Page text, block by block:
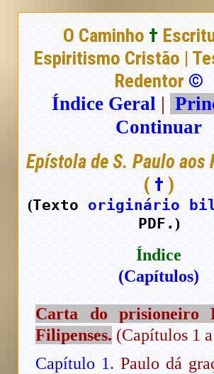
O Caminho †
Espiritismo Cristão |
Redentor ©
Índice Geral |
Continuar
Epístola de S. Paulo aos
( † )
(Texto originário
PDF. )
Índice
(Capítulos)
Carta do prisioneiro
Filipenses. (Capítulos 1
Capítulo 1. Paulo dá